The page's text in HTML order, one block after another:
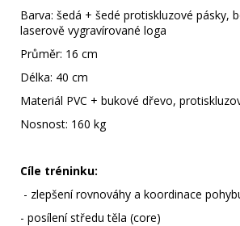
Barva: šedá + šedé protiskluzové pásky,
laserově vygravírované loga
Průměr: 16 cm
Délka: 40 cm
Materiál PVC + bukové dřevo,
Nosnost: 160 kg
Cíle tréninku:
- zlepšení rovnováhy a koordinace
- posílení středu těla (core)